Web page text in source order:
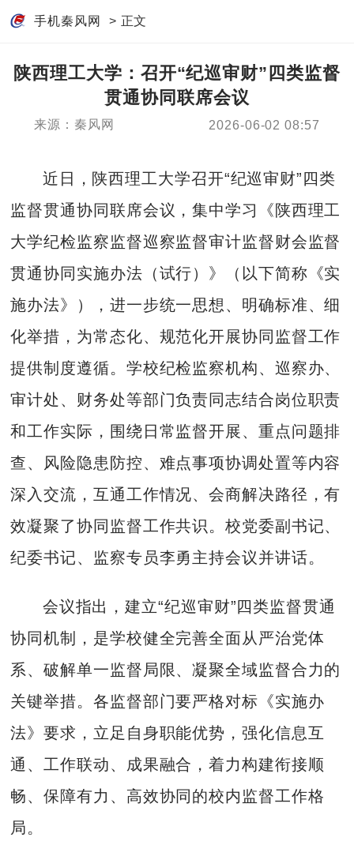
手机秦风网 > 正文
陕西理工大学：召开“纪巡审财”四类监督
贯通协同联席会议
来源：秦风网 2026-06-02 08:57
近日，陕西理工大学召开“纪巡审财”四类
监督贯通协同联席会议，集中学习《陕西理工
大学纪检监察监督巡察监督审计监督财会监督
贯通协同实施办法（试行）》（以下简称《实
施办法》），进一步统一思想、明确标准、细
化举措，为常态化、规范化开展协同监督工作
提供制度遵循。学校纪检监察机构、巡察办、
审计处、财务处等部门负责同志结合岗位职责
和工作实际，围绕日常监督开展、重点问题排
查、风险隐患防控、难点事项协调处置等内容
深入交流，互通工作情况、会商解决路径，有
效凝聚了协同监督工作共识。校党委副书记、
纪委书记、监察专员李勇主持会议并讲话。
会议指出，建立“纪巡审财”四类监督贯通
协同机制，是学校健全完善全面从严治党体
系、破解单一监督局限、凝聚全域监督合力的
关键举措。各监督部门要严格对标《实施办
法》要求，立足自身职能优势，强化信息互
通、工作联动、成果融合，着力构建衔接顺
畅、保障有力、高效协同的校内监督工作格
局。